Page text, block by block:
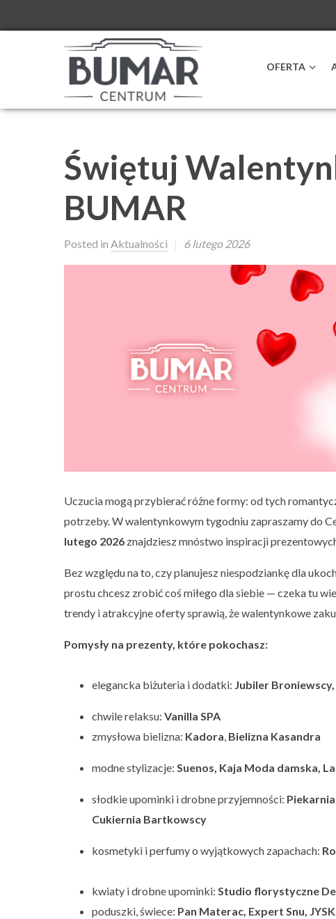
OFERTA
Świętuj
BUMAR
Posted in Aktualności | 6 lutego 2026
Uczucia mogą przybierać różne formy: od tych
potrzeby. W walentynkowym tygodniu zapraszamy do
lutego 2026 znajdziesz mnóstwo inspiracji
Bez względu na to, czy planujesz niespodziankę dla
prostu chcesz zrobić coś miłego dla siebie — czeka tu
trendy i atrakcyjne oferty sprawią, że walentynkowe
Pomysły na prezenty, które pokochasz:
elegancka biżuteria i dodatki: Jubiler Broniewscy,
chwile relaksu: Vanilla SPA
zmysłowa bielizna: Kadora, Bielizna Kasandra
modne stylizacje: Suenos, Kaja Moda damska,
słodkie upominki i drobne przyjemności:
Cukiernia Bartkowscy
kosmetyki i perfumy o wyjątkowych zapachach:
kwiaty i drobne upominki: Studio florystyczne
poduszki, świece: Pan Materac, Expert Snu,